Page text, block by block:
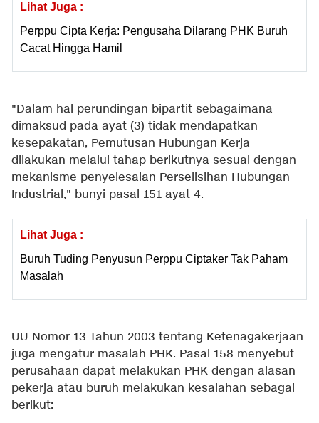
Lihat Juga :
Perppu Cipta Kerja: Pengusaha Dilarang PHK Buruh
Cacat Hingga Hamil
"Dalam hal perundingan bipartit sebagaimana
dimaksud pada ayat (3) tidak mendapatkan
kesepakatan, Pemutusan Hubungan Kerja
dilakukan melalui tahap berikutnya sesuai dengan
mekanisme penyelesaian Perselisihan Hubungan
Industrial," bunyi pasal 151 ayat 4.
Lihat Juga :
Buruh Tuding Penyusun Perppu Ciptaker Tak Paham
Masalah
UU Nomor 13 Tahun 2003 tentang Ketenagakerjaan
juga mengatur masalah PHK. Pasal 158 menyebut
perusahaan dapat melakukan PHK dengan alasan
pekerja atau buruh melakukan kesalahan sebagai
berikut: